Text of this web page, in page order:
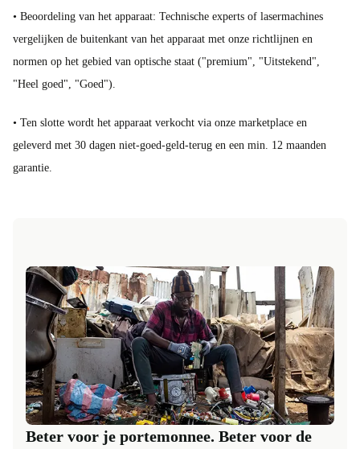
• Beoordeling van het apparaat: Technische experts of lasermachines
vergelijken de buitenkant van het apparaat met onze richtlijnen en
normen op het gebied van optische staat ("premium", "Uitstekend",
"Heel goed", "Goed").
• Ten slotte wordt het apparaat verkocht via onze marketplace en
geleverd met 30 dagen niet-goed-geld-terug en een min. 12 maanden
garantie.
Beter voor je portemonnee. Beter voor de